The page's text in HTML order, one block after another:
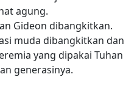
agung.
Gideon dibangkitkan.
muda dibangkitkan dan
yang dipakai Tuhan
generasinya.